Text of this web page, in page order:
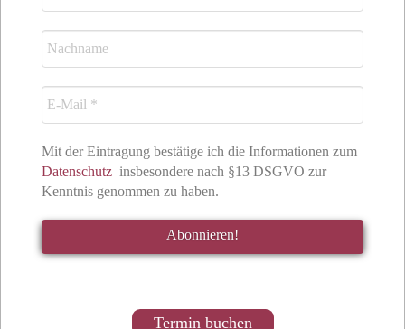
Mit der Eintragung bestätige ich die Informationen zum
Datenschutz insbesondere nach §13 DSGVO zur
Kenntnis genommen zu haben.
Termin buchen